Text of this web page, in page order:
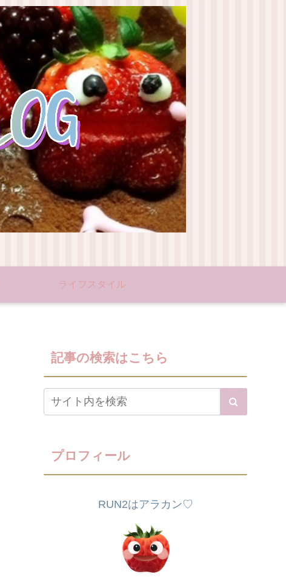
ライフスタイル
記事の検索はこちら
プロフィール
RUN2はアラカン♡